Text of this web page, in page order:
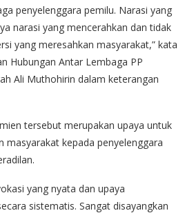
penyelenggara pemilu. Narasi yang
narasi yang mencerahkan dan tidak
yang meresahkan masyarakat,” kata
Hubungan Antar Lembaga PP
Ali Muthohirin dalam keterangan
tersebut merupakan upaya untuk
masyarakat kepada penyelenggara
yang nyata dan upaya
sistematis. Sangat disayangkan